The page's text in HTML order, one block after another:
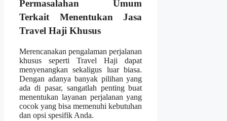
Permasalahan Umum
Terkait Menentukan Jasa
Travel Haji Khusus
Merencanakan pengalaman perjalanan
khusus seperti Travel Haji dapat
menyenangkan sekaligus luar biasa.
Dengan adanya banyak pilihan yang
ada di pasar, sangatlah penting buat
menentukan layanan perjalanan yang
cocok yang bisa memenuhi kebutuhan
dan opsi spesifik Anda.